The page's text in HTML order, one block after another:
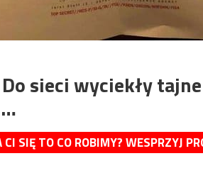
sieci wyciekły
CI SIĘ TO CO ROBIMY? WESPRZYJ